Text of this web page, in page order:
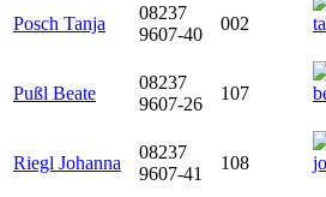
Posch Tanja
08237
9607-40
002
Pußl Beate
08237
9607-26
107
Riegl Johanna
08237
9607-41
108